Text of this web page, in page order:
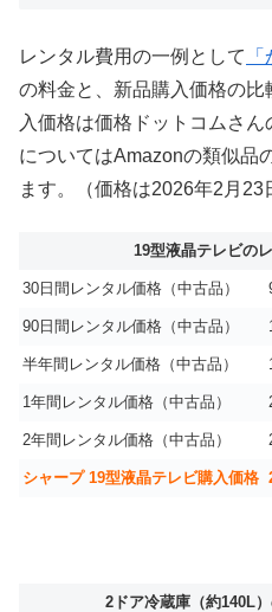
レンタル費用の一例として
の料金と、新品購入価格の
入価格は価格ドットコムさ
についてはAmazonの類似品
ます。（価格は2026年2月23
19型液晶テレビの
30日間レンタル価格（中古品）
90日間レンタル価格（中古品）
半年間レンタル価格（中古品）
1年間レンタル価格（中古品）
2年間レンタル価格（中古品）
シャープ 19型液晶テレビ購入価格
2ドア冷蔵庫（約140L